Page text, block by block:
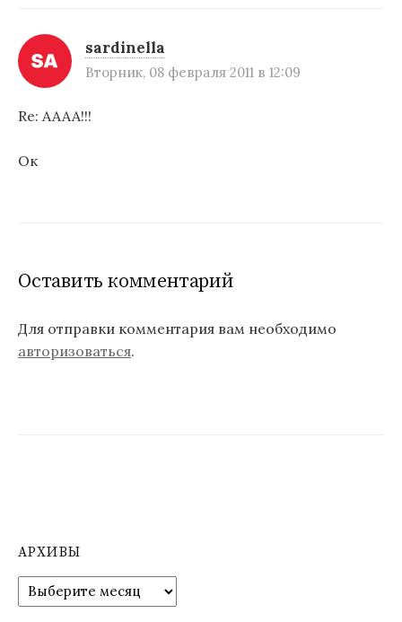
sardinella
Вторник, 08 февраля 2011 в 12:09
Re: АААА!!!
Ок
Оставить комментарий
Для отправки комментария вам необходимо
авторизоваться.
АРХИВЫ
р